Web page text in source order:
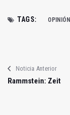
TAGS: OPINIÓN
Noticia Anterior
Rammstein: Zeit